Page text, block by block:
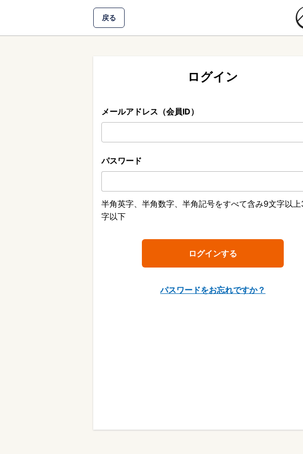
戻る
ログイン
メールアドレス（会員ID）
パスワード
半角英字、半角数字、半角記号をすべて含み9文字以
字以下
パスワードをお忘れですか？